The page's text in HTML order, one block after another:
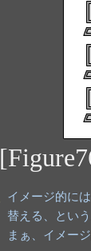
イメージ的に
替える、という
まぁ、イメー